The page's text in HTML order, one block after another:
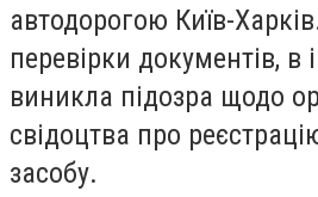
автодорогою Київ-
перевірки документів, в
виникла підозра щодо
свідоцтва про
засобу.